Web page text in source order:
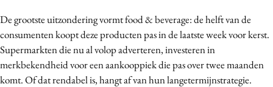
De grootste uitzondering vormt food & beverage: de helft van de
consumenten koopt deze producten pas in de laatste week voor kerst.
Supermarkten die nu al volop adverteren, investeren in
merkbekendheid voor een aankooppiek die pas over twee maanden
komt. Of dat rendabel is, hangt af van hun langetermijnstrategie.